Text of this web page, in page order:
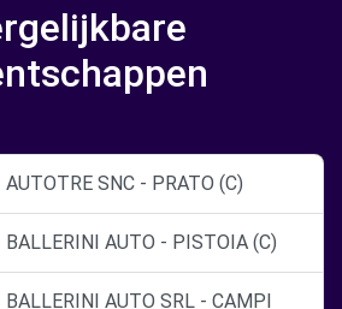
SNC - PRATO (C)
AUTO - PISTOIA (C)
AUTO SRL - CAMPI